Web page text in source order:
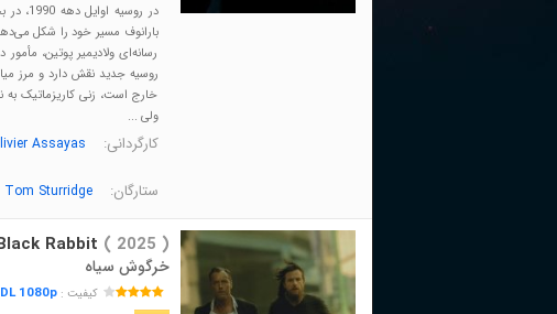
در
بارانوف مسیر خود را شکل
رسانه‌ای ولادیمیر پوتین،
روسیه جدید نقش دارد و مرز
خارج است، زنی کاریزماتیک به
ولی ...
کارگردانی: Assayas
ستارگان:Tom Sturridge
Rabbit ( 2025 )
خرگوش سیاه
کیفیت :1080p